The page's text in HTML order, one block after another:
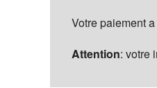
Votre paiement
Attention: votre